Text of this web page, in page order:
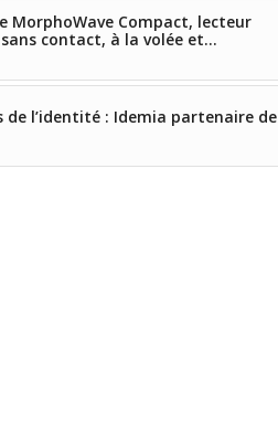
MorphoWave Compact, lecteur
contact, à la volée et…
de l’identité : Idemia partenaire de